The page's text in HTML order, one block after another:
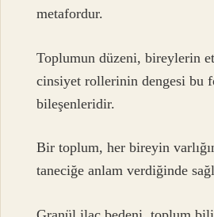
metafordur.
Toplumun düzeni, bireylerin
cinsiyet rollerinin dengesi bu
bileşenleridir.
Bir toplum, her bireyin
taneciğe anlam verdiğinde